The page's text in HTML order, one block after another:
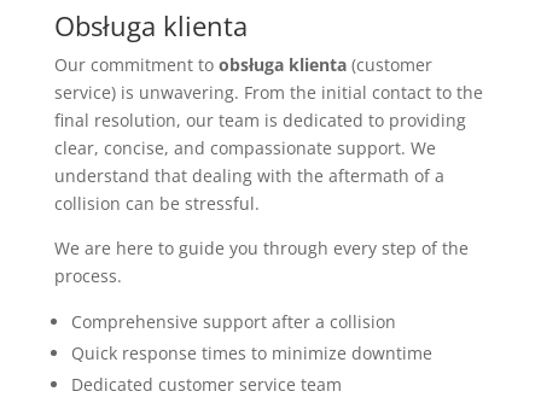
Obsługa klienta
Our commitment to obsługa klienta(customer
service) is unwavering. From the initial contact to the
final resolution, our team is dedicated to providing
clear, concise, and compassionate support. We
understand that dealing with the aftermath of a
collision can be stressful.
We are here to guide you through every step of the
process.
Comprehensive support after a collision
Quick response times to minimize downtime
Dedicated customer service team